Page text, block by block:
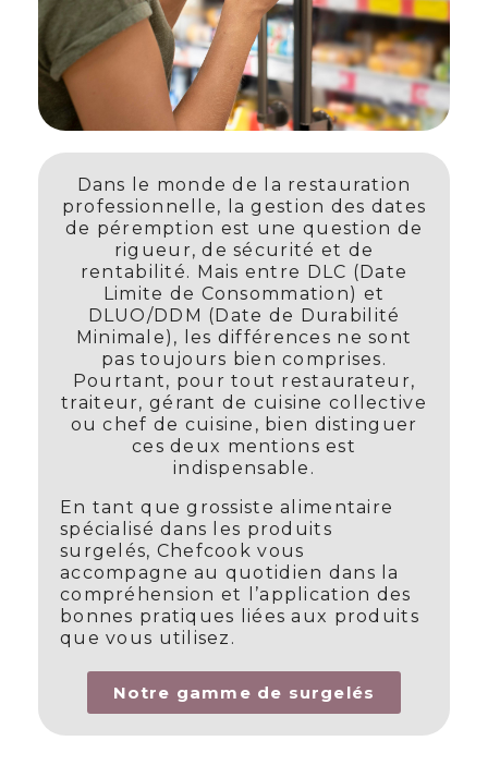
Dans le monde de la restauration
professionnelle, la gestion des dates
de péremption est une question de
rigueur, de sécurité et de
rentabilité. Mais entre DLC (Date
Limite de Consommation) et
DLUO/DDM (Date de Durabilité
Minimale), les différences ne sont
pas toujours bien comprises.
Pourtant, pour tout restaurateur,
traiteur, gérant de cuisine collective
ou chef de cuisine, bien distinguer
ces deux mentions est
indispensable.
En tant que grossiste alimentaire
spécialisé dans les produits
surgelés, Chefcook vous
accompagne au quotidien dans la
compréhension et l’application des
bonnes pratiques liées aux produits
que vous utilisez.
Notre gamme de surgelés